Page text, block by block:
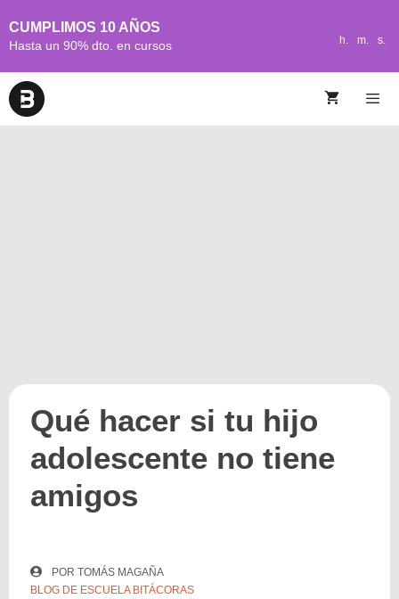
CUMPLIMOS 10 AÑOS
Hasta un 90% dto. en cursos h. m. s.
Qué hacer si tu hijo
adolescente no tiene
amigos
POR TOMÁS MAGAÑA
BLOG DE ESCUELA BITÁCORAS